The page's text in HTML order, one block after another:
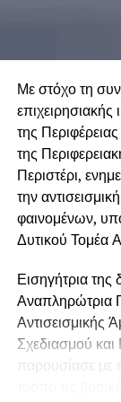
Με στόχο τη
της
της
Περιστέρι,
την
φαινομένων,
Δυτικού Τομέα
Εισηγήτρια
Αναπληρώτρια
Αντισεισμικής
Σχεδιασμού
παρουσίασε με